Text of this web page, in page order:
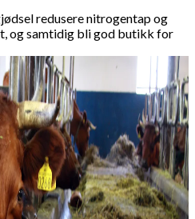
redusere nitrogentap og
og samtidig bli god butikk for